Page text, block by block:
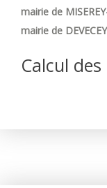
mairie de
mairie de
Calcul